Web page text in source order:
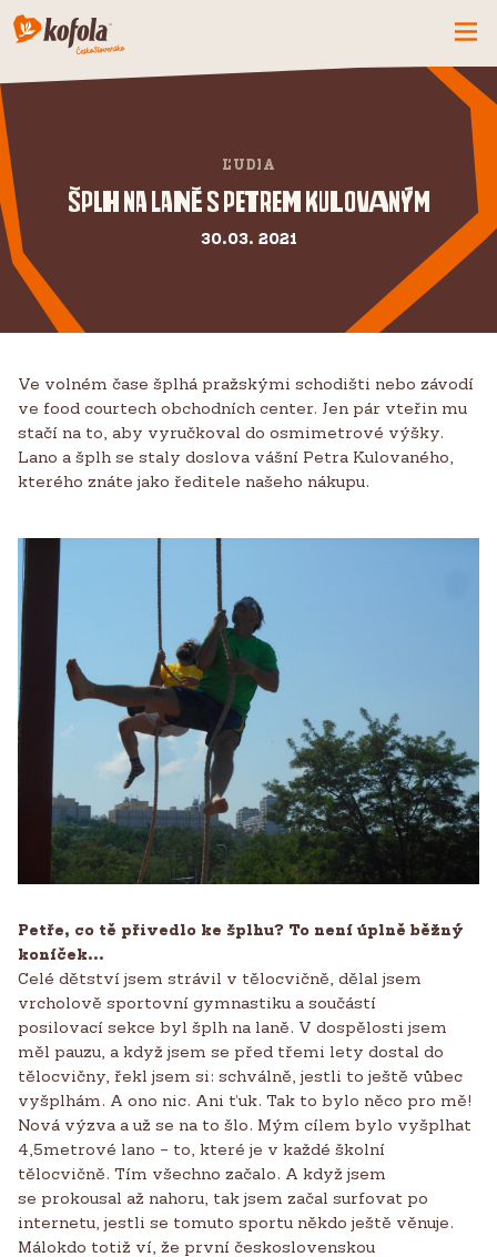
KOFOLA
PRODUKTY
KONTAKTY
CZ SK
ĽUDIA
Šplh na laně s Petrem Kulovaným
30.03. 2021
Ve volném čase šplhá pražskými schodišti nebo závodí
ve food courtech obchodních center. Jen pár vteřin mu
stačí na to, aby vyručkoval do osmimetrové výšky.
Lano a šplh se staly doslova vášní Petra Kulovaného,
kterého znáte jako ředitele našeho nákupu.
Petře, co tě přivedlo ke šplhu? To není úplně běžný
koníček...
Celé dětství jsem strávil v tělocvičně, dělal jsem
vrcholově sportovní gymnastiku a součástí
posilovací sekce byl šplh na laně. V dospělosti jsem
měl pauzu, a když jsem se před třemi lety dostal do
tělocvičny, řekl jsem si: schválně, jestli to ještě vůbec
vyšplhám. A ono nic. Ani ťuk. Tak to bylo něco pro mě!
Nová výzva a už se na to šlo. Mým cílem bylo vyšplhat
4,5metrové lano – to, které je v každé školní
tělocvičně. Tím všechno začalo. A když jsem
se prokousal až nahoru, tak jsem začal surfovat po
internetu, jestli se tomuto sportu někdo ještě věnuje.
Málokdo totiž ví, že první československou